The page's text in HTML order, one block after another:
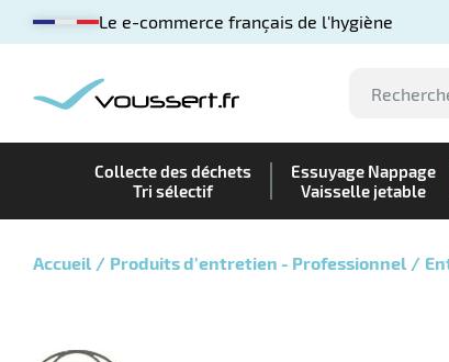
Le e-commerce français de l'hygiène
Collecte des déchets
Tri sélectif
Essuyage Nappage
Vaisselle jetable
Accueil Produits d’entretien - Professionnel